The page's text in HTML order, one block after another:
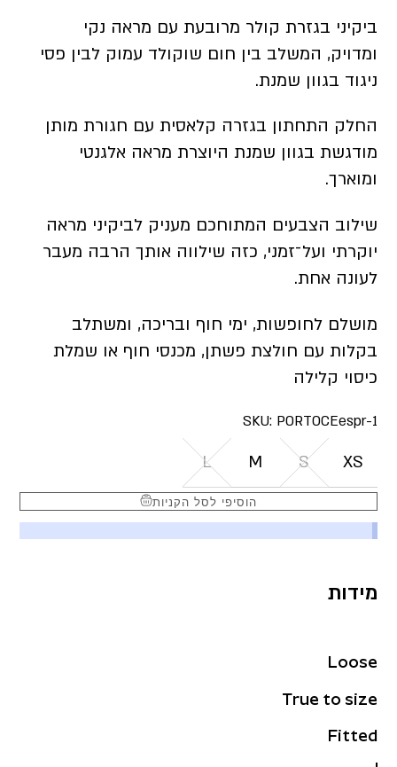
ביקיני בגזרת קולר מרובעת עם מראה נקי
ומדויק, המשלב בין חום שוקולד עמוק לבין פסי
ניגוד בגוון שמנת.
החלק התחתון בגזרה קלאסית עם חגורת מותן
מודגשת בגוון שמנת היוצרת מראה אלגנטי
ומוארך.
שילוב הצבעים המתוחכם מעניק לביקיני מראה
יוקרתי ועל־זמני, כזה שילווה אותך הרבה מעבר
לעונה אחת.
מושלם לחופשות, ימי חוף ובריכה, ומשתלב
בקלות עם חולצת פשתן, מכנסי חוף או שמלת
כיסוי קלילה
SKU: PORTOCEespr-1
XS
S
M
L
הוסיפי לסל הקניות
מידות
Loose
True to size
Fitted